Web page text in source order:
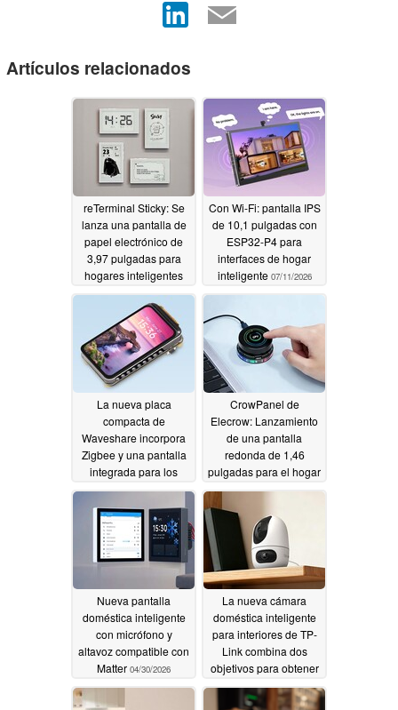
Artículos relacionados
reTerminal Sticky: Se
lanza una pantalla de
papel electrónico de
3,97 pulgadas para
hogares inteligentes
07/30/2026
Con Wi-Fi: pantalla IPS
de 10,1 pulgadas con
ESP32-P4 para
interfaces de hogar
inteligente 07/11/2026
La nueva placa
compacta de
Waveshare incorpora
Zigbee y una pantalla
integrada para los
hogares inteligentes
07/04/2026
CrowPanel de
Elecrow: Lanzamiento
de una pantalla
redonda de 1,46
pulgadas para el hogar
inteligente05/19/2026
Nueva pantalla
doméstica inteligente
con micrófono y
altavoz compatible con
Matter 04/30/2026
La nueva cámara
doméstica inteligente
para interiores de TP-
Link combina dos
objetivos para obtener
un campo de visión
más amplio
04/22/2026